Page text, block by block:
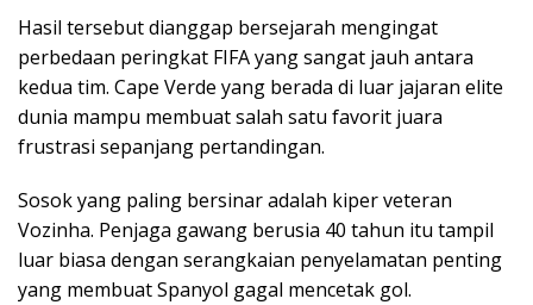
Hasil tersebut dianggap bersejarah mengingat
perbedaan peringkat FIFA yang sangat jauh antara
kedua tim. Cape Verde yang berada di luar jajaran elite
dunia mampu membuat salah satu favorit juara
frustrasi sepanjang pertandingan.
Sosok yang paling bersinar adalah kiper veteran
Vozinha. Penjaga gawang berusia 40 tahun itu tampil
luar biasa dengan serangkaian penyelamatan penting
yang membuat Spanyol gagal mencetak gol.